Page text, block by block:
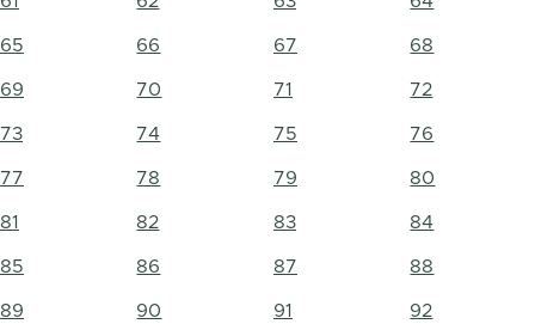
65 66 67 68
69 70 71 72
73 74 75 76
77 78 79 80
81 82 83 84
85 86 87 88
89 90 91 92